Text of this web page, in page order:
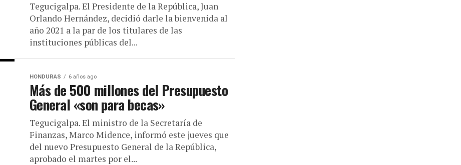
Tegucigalpa. El Presidente de la República, Juan
Orlando Hernández, decidió darle la bienvenida al
año 2021 a la par de los titulares de las
instituciones públicas del...
HONDURAS 6 años ago
Más de 500 millones del Presupuesto
General «son para becas»
Tegucigalpa. El ministro de la Secretaría de
Finanzas, Marco Midence, informó este jueves que
del nuevo Presupuesto General de la República,
aprobado el martes por el...